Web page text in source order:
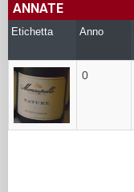
ANNATE
Etichetta Anno
0